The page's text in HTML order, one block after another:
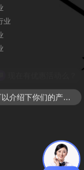
业
可以介绍下你们的产品么？